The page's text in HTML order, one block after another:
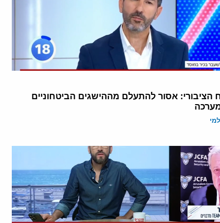
הציבורי: אסור להתעלם מההישגים הביטחוניים